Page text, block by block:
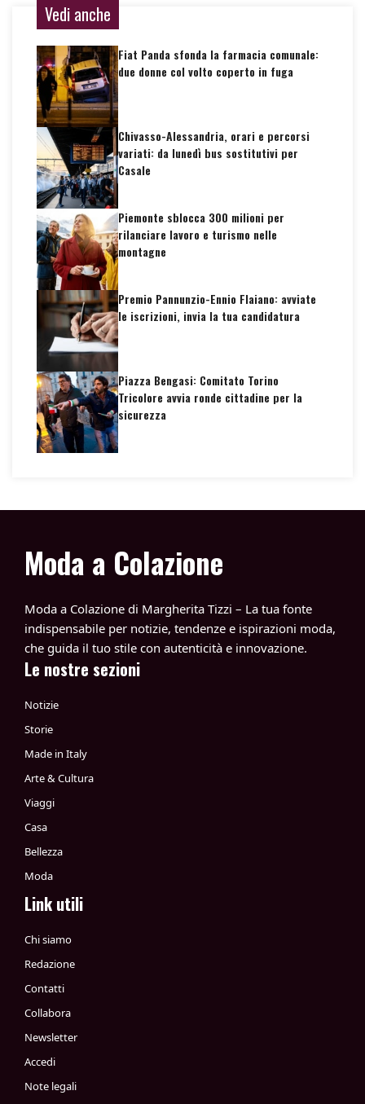
Vedi anche
Fiat Panda sfonda la farmacia comunale:
due donne col volto coperto in fuga
Chivasso-Alessandria, orari e percorsi
variati: da lunedì bus sostitutivi per
Casale
Piemonte sblocca 300 milioni per
rilanciare lavoro e turismo nelle
montagne
Premio Pannunzio-Ennio Flaiano: avviate
le iscrizioni, invia la tua candidatura
Piazza Bengasi: Comitato Torino
Tricolore avvia ronde cittadine per la
sicurezza
Moda a Colazione
Moda a Colazione di Margherita Tizzi – La tua fonte
indispensabile per notizie, tendenze e ispirazioni moda,
che guida il tuo stile con autenticità e innovazione.
Le nostre sezioni
Notizie
Storie
Made in Italy
Arte & Cultura
Viaggi
Casa
Bellezza
Moda
Link utili
Chi siamo
Redazione
Contatti
Collabora
Newsletter
Accedi
Note legali